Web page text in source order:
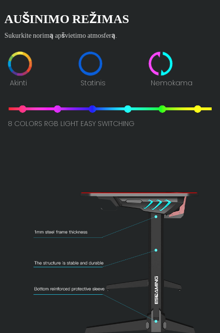
AUŠINIMO REŽIMAS
Sukurkite norimą apšvietimo atmosferą.
Akinti Statinis Nemokama
8 COLORS RGB LIGHT EASY SWITCHING